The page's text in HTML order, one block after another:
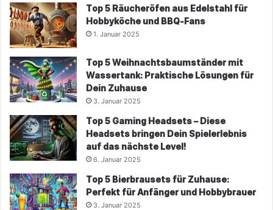
Top 5 Räucheröfen aus Edelstahl für
Hobbyköche und BBQ-Fans
1. Januar 2025
Top 5 Weihnachtsbaumständer mit
Wassertank: Praktische Lösungen für
Dein Zuhause
3. Januar 2025
Top 5 Gaming Headsets – Diese
Headsets bringen Dein Spielerlebnis
auf das nächste Level!
6. Januar 2025
Top 5 Bierbrausets für Zuhause:
Perfekt für Anfänger und Hobbybrauer
3. Januar 2025